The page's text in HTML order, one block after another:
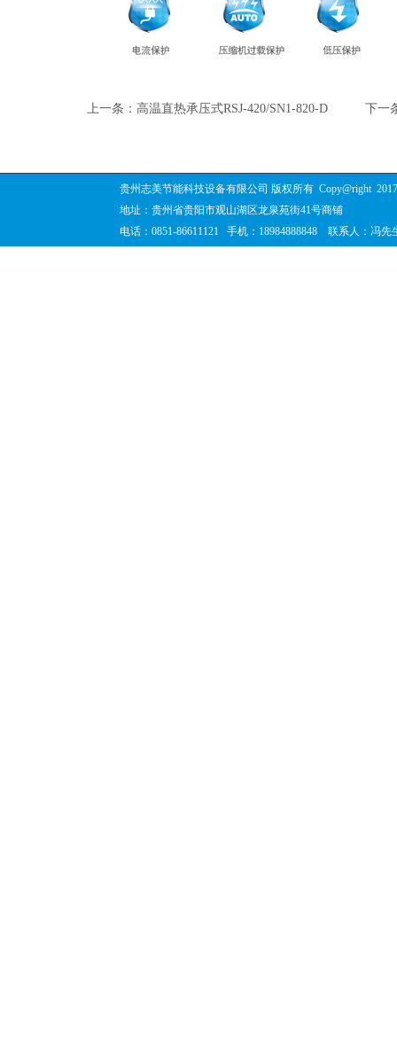
上一条：高温直热承压式RSJ-420/SN1-820-D 下一
贵州志美节能科技设备有限公司 版权所有 Copy@right
地址：贵州省贵阳市观山湖区龙泉苑街41号商铺
电话：0851-86611121 手机：18984888848 联系人：冯先